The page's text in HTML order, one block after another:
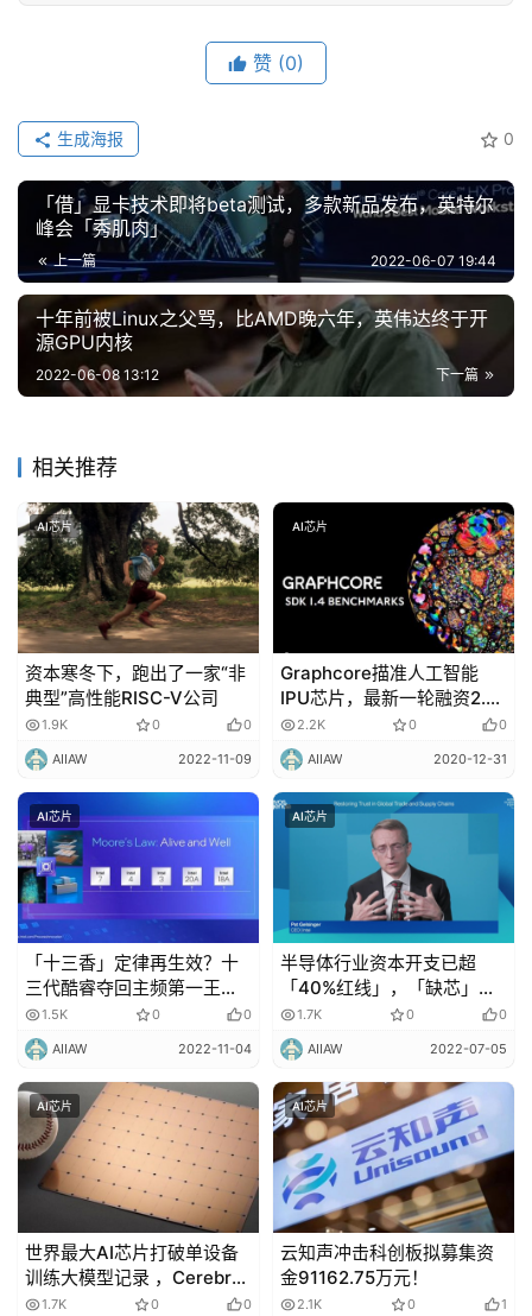
赞 (0)
0
生成海报
「借」显卡技术即将beta测试，多款新品发布，英特尔
峰会「秀肌肉」
上一篇 2022-06-07 19:44
十年前被Linux之父骂，比AMD晚六年，英伟达终于开
源GPU内核
下一篇
2022-06-08 13:12
相关推荐
AI芯片
资本寒冬下，跑出了一家“非
典型”高性能RISC-V公司
1.9K 0 0
AIIAW 2022-11-09
AI芯片
Graphcore描准人工智能
IPU芯片，最新一轮融资2.22
亿美元！
2.2K 0 0
AIIAW 2020-12-31
AI芯片
「十三香」定律再生效？十
三代酷睿夺回主频第一王
座，Arc新显卡叫板英伟达
3060
1.5K 0 0
AIIAW 2022-11-04
AI芯片
半导体行业资本开支已超
「40%红线」，「缺芯」拐
点将至？
1.7K 0 0
AIIAW 2022-07-05
AI芯片
世界最大AI芯片打破单设备
训练大模型记录 ，Cerebras
要「杀死」GPU
1.7K 0 0
AI芯片
云知声冲击科创板拟募集资
金91162.75万元！
2.1K 0 1